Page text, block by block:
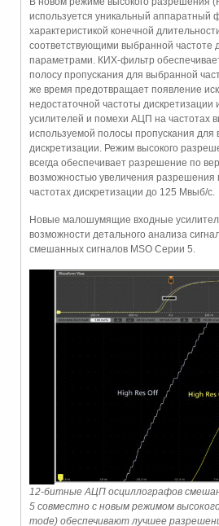
используется уникальный аппаратный
характеристикой конечной
соответствующими выбранной частоте
параметрами. КИХ-фильтр
полосу пропускания для выбранной
же время предотвращает появление
недостаточной частоты дискретизации
усилителей и помехи АЦП на частотах
используемой полосы пропускания для
дискретизации. Режим высокого
всегда обеспечивает разрешение по
возможностью увеличения разрешения
частотах дискретизации до 125 Мвыб/с.
Новые малошумящие входные
возможности детального анализа
смешанных сигналов MSO Серии 5.
12-битные АЦП осциллографов
5 совместно с новым режимом
mode) обеспечивают лучшее